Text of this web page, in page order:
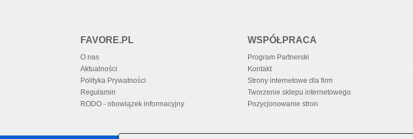
FAVORE.PL
O nas
Aktualności
Polityka Prywatności
Regulamin
RODO - obowiązek informacyjny
WSPÓŁPRACA
Program Partnerski
Kontakt
Strony internetowe dla firm
Tworzenie sklepu internetowego
Pozycjonowanie stron